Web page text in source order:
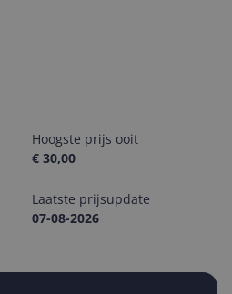
Hoogste prijs ooit
€ 30,00
Laatste prijsupdate
07-08-2026